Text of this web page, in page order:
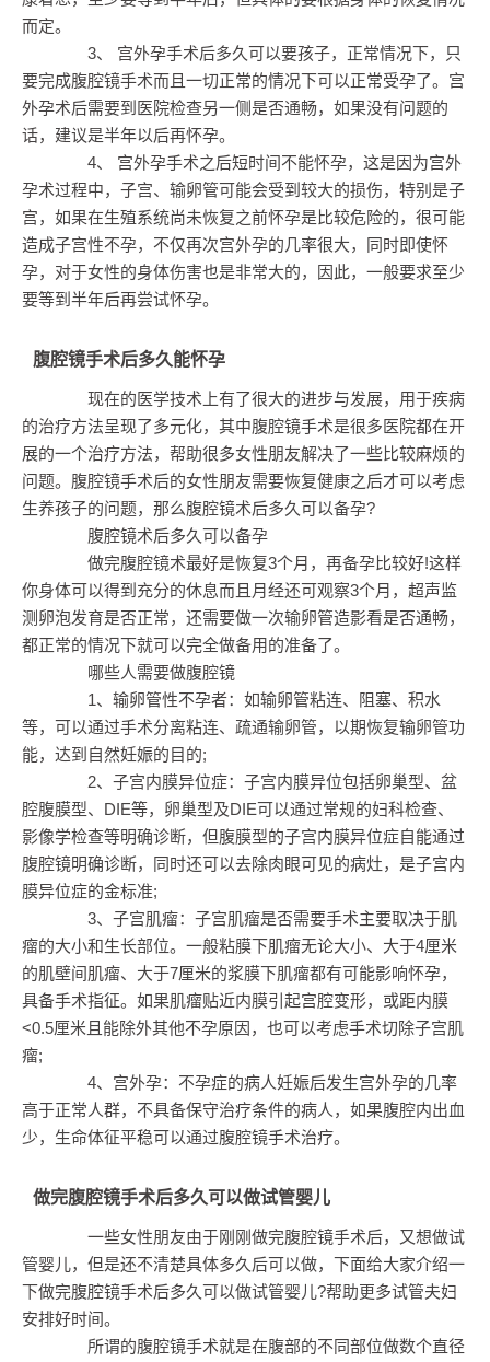
而定。
3、 宫外孕手术后多久可以要孩子，正常情况下，只
要完成腹腔镜手术而且一切正常的情况下可以正常受孕了。宫
外孕术后需要到医院检查另一侧是否通畅，如果没有问题的
话，建议是半年以后再怀孕。
4、 宫外孕手术之后短时间不能怀孕，这是因为宫外
孕术过程中，子宫、输卵管可能会受到较大的损伤，特别是子
宫，如果在生殖系统尚未恢复之前怀孕是比较危险的，很可能
造成子宫性不孕，不仅再次宫外孕的几率很大，同时即使怀
孕，对于女性的身体伤害也是非常大的，因此，一般要求至少
要等到半年后再尝试怀孕。
腹腔镜手术后多久能怀孕
现在的医学技术上有了很大的进步与发展，用于疾病
的治疗方法呈现了多元化，其中腹腔镜手术是很多医院都在开
展的一个治疗方法，帮助很多女性朋友解决了一些比较麻烦的
问题。腹腔镜手术后的女性朋友需要恢复健康之后才可以考虑
生养孩子的问题，那么腹腔镜术后多久可以备孕?
腹腔镜术后多久可以备孕
做完腹腔镜术最好是恢复3个月，再备孕比较好!这样
你身体可以得到充分的休息而且月经还可观察3个月，超声监
测卵泡发育是否正常，还需要做一次输卵管造影看是否通畅，
都正常的情况下就可以完全做备用的准备了。
哪些人需要做腹腔镜
1、输卵管性不孕者：如输卵管粘连、阻塞、积水
等，可以通过手术分离粘连、疏通输卵管，以期恢复输卵管功
能，达到自然妊娠的目的;
2、子宫内膜异位症：子宫内膜异位包括卵巢型、盆
腔腹膜型、DIE等，卵巢型及DIE可以通过常规的妇科检查、
影像学检查等明确诊断，但腹膜型的子宫内膜异位症自能通过
腹腔镜明确诊断，同时还可以去除肉眼可见的病灶，是子宫内
膜异位症的金标准;
3、子宫肌瘤：子宫肌瘤是否需要手术主要取决于肌
瘤的大小和生长部位。一般粘膜下肌瘤无论大小、大于4厘米
的肌壁间肌瘤、大于7厘米的浆膜下肌瘤都有可能影响怀孕，
具备手术指征。如果肌瘤贴近内膜引起宫腔变形，或距内膜
<0.5厘米且能除外其他不孕原因，也可以考虑手术切除子宫肌
瘤;
4、宫外孕：不孕症的病人妊娠后发生宫外孕的几率
高于正常人群，不具备保守治疗条件的病人，如果腹腔内出血
少，生命体征平稳可以通过腹腔镜手术治疗。
做完腹腔镜手术后多久可以做试管婴儿
一些女性朋友由于刚刚做完腹腔镜手术后，又想做试
管婴儿，但是还不清楚具体多久后可以做，下面给大家介绍一
下做完腹腔镜手术后多久可以做试管婴儿?帮助更多试管夫妇
安排好时间。
所谓的腹腔镜手术就是在腹部的不同部位做数个直径